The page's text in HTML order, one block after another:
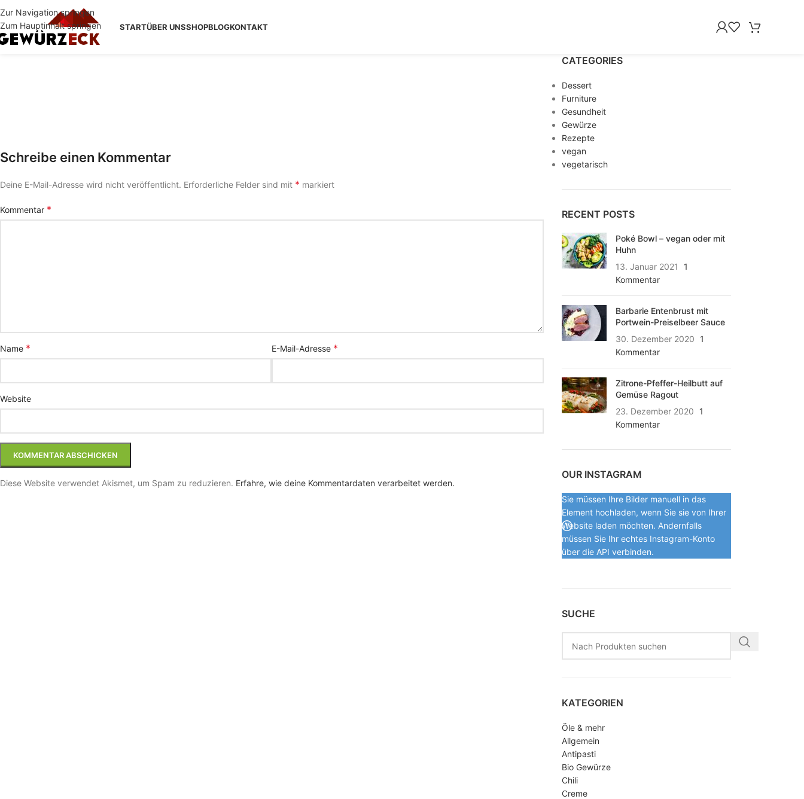
Zur Navigation springen
Zum Hauptinhalt springen
STARTÜBER UNSSHOPBLOGKONTAKT
Schreibe einen Kommentar
Deine E-Mail-Adresse wird nicht veröffentlicht. Erforderliche Felder sind mit * markiert
Kommentar *
Name * E-Mail-Adresse *
Website
Diese Website verwendet Akismet, um Spam zu reduzieren. Erfahre, wie deine Kommentardaten verarbeitet werden.
CATEGORIES
Dessert
Furniture
Gesundheit
Gewürze
Rezepte
vegan
vegetarisch
RECENT POSTS
Poké Bowl – vegan oder mit
Huhn
13. Januar 2021
1
Kommentar
Barbarie Entenbrust mit
Portwein-Preiselbeer Sauce
30. Dezember 2020
1
Kommentar
Zitrone-Pfeffer-Heilbutt auf
Gemüse Ragout
23. Dezember 2020
1
Kommentar
OUR INSTAGRAM
Sie müssen Ihre Bilder manuell in das
Element hochladen, wenn Sie sie von Ihrer
Website laden möchten. Andernfalls
müssen Sie Ihr echtes Instagram-Konto
über die API verbinden.
SUCHE
KATEGORIEN
Öle & mehr
Allgemein
Antipasti
Bio Gewürze
Chili
Creme